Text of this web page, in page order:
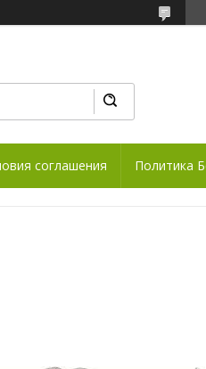
соглашения Политика